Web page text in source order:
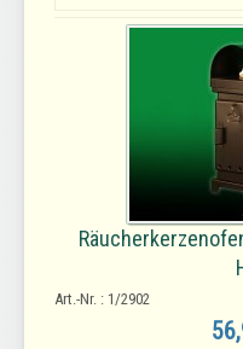
Art.-Nr. : 1/2902